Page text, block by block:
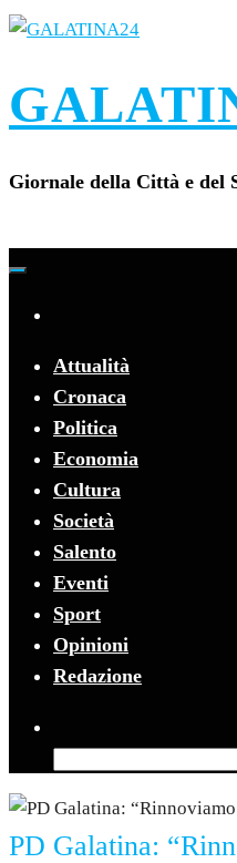
Vai
contenuto
Giornale della Città e del
Attualità
Cronaca
Politica
Economia
Cultura
Società
Salento
Eventi
Sport
Opinioni
Redazione
PD Galatina: